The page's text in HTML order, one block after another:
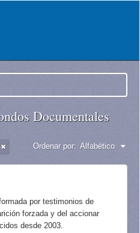
Documentales
Ordenar por: Alfabético
por testimonios de
forzada y del accionar
desde 2003.